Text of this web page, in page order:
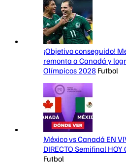
¡Objetivo conseguido!
remonta a Canadá y
Olímpicos 2028 Futbol
México vs Canadá EN
DIRECTO Semifinal
Futbol